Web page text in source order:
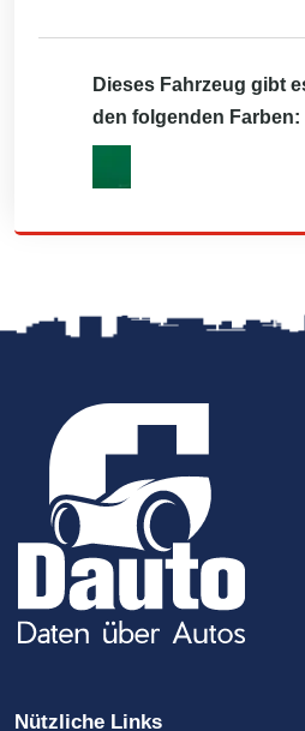
Dieses Fahrzeug gibt
den folgenden Farben:
Nützliche Links